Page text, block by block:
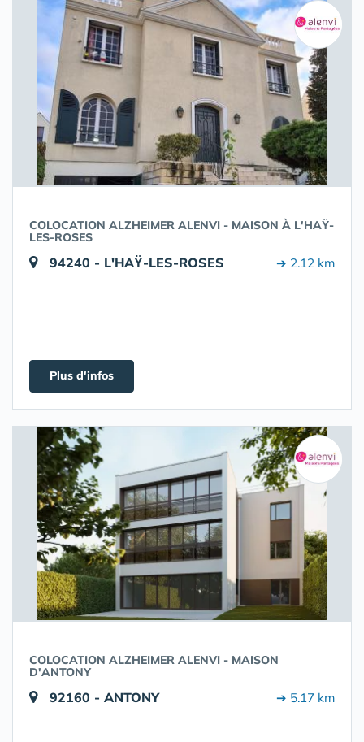
COLOCATION ALZHEIMER ALENVI - MAISON À L'HAŸ-
LES-ROSES
94240 - L'HAŸ-LES-ROSES ➔ 2.12 km
Plus d'infos
COLOCATION ALZHEIMER ALENVI - MAISON
D'ANTONY
92160 - ANTONY ➔ 5.17 km